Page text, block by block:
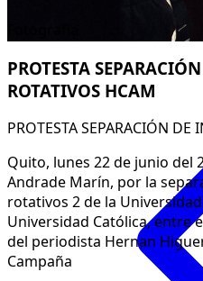
PROTESTA
ROTATIVOS HCAM
PROTESTA SEPARACIÓN DE
Quito, lunes 22 de junio del
Andrade Marín, por la
rotativos 2 de la
Universidad Católica, entre
del periodista Hernan
Campaña